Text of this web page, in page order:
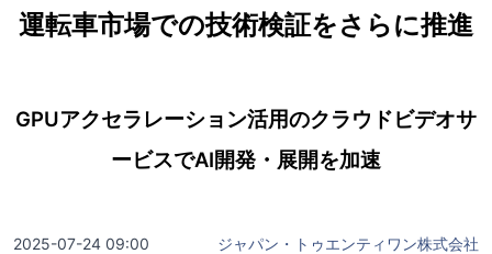
運転車市場での技術検証をさらに推進
GPUアクセラレーション活用のクラウドビデオサ
ービスでAI開発・展開を加速
2025-07-24 09:00 ジャパン・トゥエンティワン株式会社